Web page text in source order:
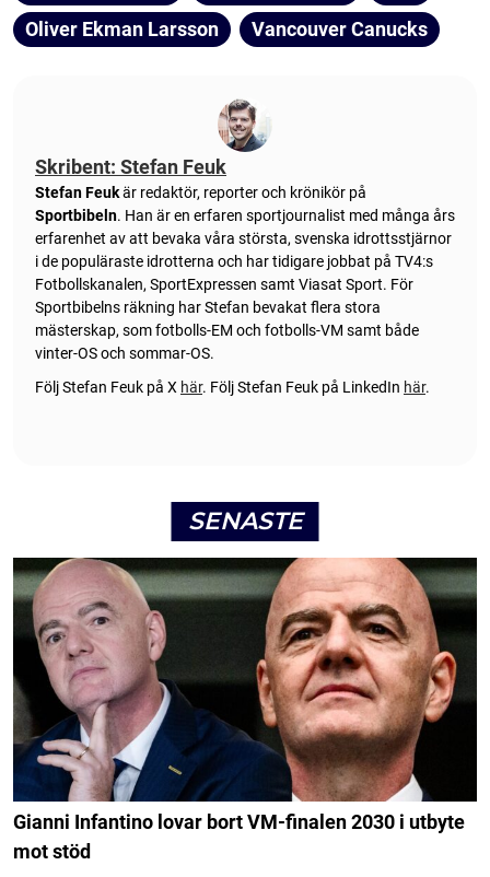
Oliver Ekman Larsson
Vancouver Canucks
Skribent: Stefan Feuk
Stefan Feukär redaktör, reporter och krönikör på
Sportbibeln. Han är en erfaren sportjournalist med många års
erfarenhet av att bevaka våra största, svenska idrottsstjärnor
i de populäraste idrotterna och har tidigare jobbat på TV4:s
Fotbollskanalen, SportExpressen samt Viasat Sport. För
Sportbibelns räkning har Stefan bevakat flera stora
mästerskap, som fotbolls-EM och fotbolls-VM samt både
vinter-OS och sommar-OS.
Följ Stefan Feuk på X här. Följ Stefan Feuk på LinkedIn här.
SENASTE
Gianni Infantino lovar bort VM-finalen 2030 i utbyte
mot stöd